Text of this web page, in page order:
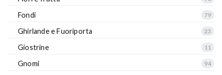
Fondi 79
Ghirlande e Fuoriporta 23
Giostrine 11
Gnomi 94